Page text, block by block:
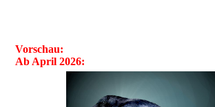
Vorschau:
Ab April 2026: